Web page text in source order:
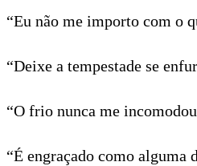
“Eu não me importo com o
“Deixe a tempestade se
“O frio nunca me
“É engraçado como alguma